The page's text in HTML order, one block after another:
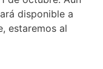
disponible a
estaremos al